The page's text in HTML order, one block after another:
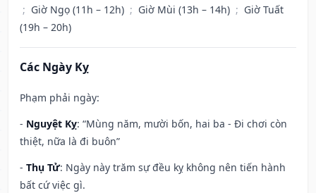
; Giờ Ngọ (11h – 12h) ; Giờ Mùi (13h – 14h) ; Giờ Tuất
(19h – 20h)
Các Ngày Kỵ
Phạm phải ngày:
- Nguyệt Kỵ: “Mùng năm, mười bốn, hai ba - Đi chơi còn
thiệt, nữa là đi buôn”
- Thụ Tử: Ngày này trăm sự đều kỵ không nên tiến hành
bất cứ việc gì.